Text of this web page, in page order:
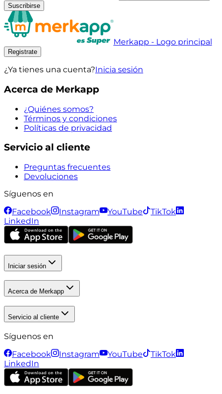
Suscribirse
Merkapp - Logo principal
Registrate
¿Ya tienes una cuenta?Inicia sesión
Acerca de Merkapp
¿Quiénes somos?
Términos y condiciones
Políticas de privacidad
Servicio al cliente
Preguntas frecuentes
Devoluciones
Síguenos en
Facebook
Instagram YouTube
TikTok
LinkedIn
Iniciar sesión
Acerca de Merkapp
Servicio al cliente
Síguenos en
Facebook
Instagram YouTube
TikTok
LinkedIn